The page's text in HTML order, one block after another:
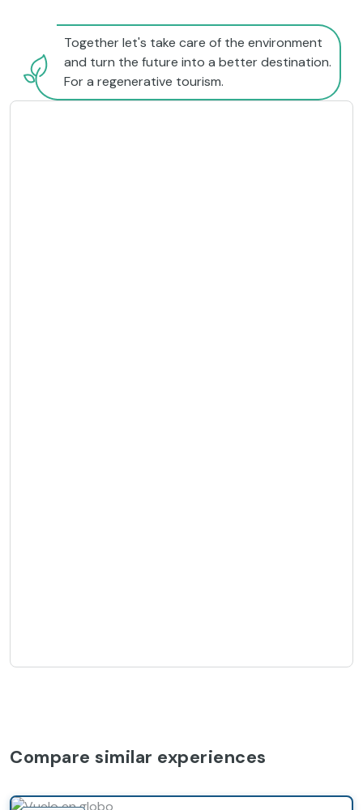
Together let's take care of the environment
and turn the future into a better destination.
For a regenerative tourism.
Compare similar experiences